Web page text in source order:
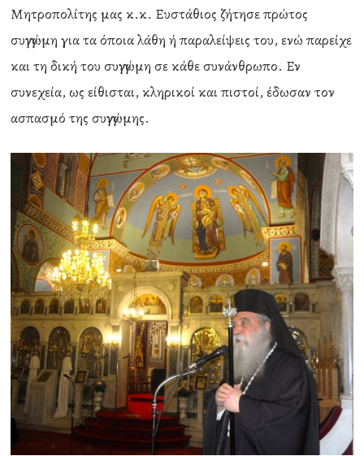
Μητροπολίτης μας κ.κ. Ευστάθιος ζήτησε πρώτος
συγγνώμη για τα όποια λάθη ή παραλείψεις του, ενώ παρείχε
και τη δική του συγγνώμη σε κάθε συνάνθρωπο. Εν
συνεχεία, ως είθισται, κληρικοί και πιστοί, έδωσαν τον
ασπασμό της συγγνώμης.